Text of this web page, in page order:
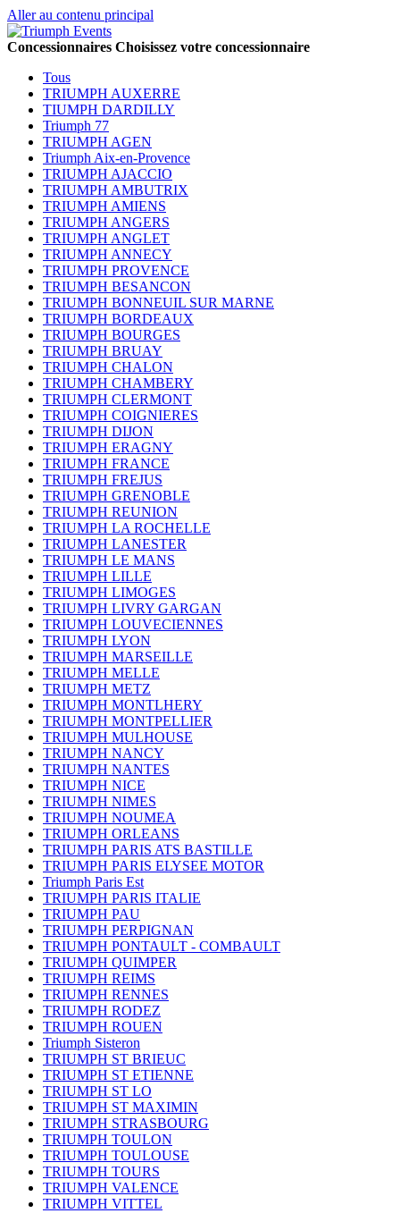
Aller au contenu principal
Concessionnaires Choisissez votre concessionnaire
Tous
TRIUMPH AUXERRE
TIUMPH DARDILLY
Triumph 77
TRIUMPH AGEN
Triumph Aix-en-Provence
TRIUMPH AJACCIO
TRIUMPH AMBUTRIX
TRIUMPH AMIENS
TRIUMPH ANGERS
TRIUMPH ANGLET
TRIUMPH ANNECY
TRIUMPH PROVENCE
TRIUMPH BESANCON
TRIUMPH BONNEUIL SUR MARNE
TRIUMPH BORDEAUX
TRIUMPH BOURGES
TRIUMPH BRUAY
TRIUMPH CHALON
TRIUMPH CHAMBERY
TRIUMPH CLERMONT
TRIUMPH COIGNIERES
TRIUMPH DIJON
TRIUMPH ERAGNY
TRIUMPH FRANCE
TRIUMPH FREJUS
TRIUMPH GRENOBLE
TRIUMPH REUNION
TRIUMPH LA ROCHELLE
TRIUMPH LANESTER
TRIUMPH LE MANS
TRIUMPH LILLE
TRIUMPH LIMOGES
TRIUMPH LIVRY GARGAN
TRIUMPH LOUVECIENNES
TRIUMPH LYON
TRIUMPH MARSEILLE
TRIUMPH MELLE
TRIUMPH METZ
TRIUMPH MONTLHERY
TRIUMPH MONTPELLIER
TRIUMPH MULHOUSE
TRIUMPH NANCY
TRIUMPH NANTES
TRIUMPH NICE
TRIUMPH NIMES
TRIUMPH NOUMEA
TRIUMPH ORLEANS
TRIUMPH PARIS ATS BASTILLE
TRIUMPH PARIS ELYSEE MOTOR
Triumph Paris Est
TRIUMPH PARIS ITALIE
TRIUMPH PAU
TRIUMPH PERPIGNAN
TRIUMPH PONTAULT - COMBAULT
TRIUMPH QUIMPER
TRIUMPH REIMS
TRIUMPH RENNES
TRIUMPH RODEZ
TRIUMPH ROUEN
Triumph Sisteron
TRIUMPH ST BRIEUC
TRIUMPH ST ETIENNE
TRIUMPH ST LO
TRIUMPH ST MAXIMIN
TRIUMPH STRASBOURG
TRIUMPH TOULON
TRIUMPH TOULOUSE
TRIUMPH TOURS
TRIUMPH VALENCE
TRIUMPH VITTEL